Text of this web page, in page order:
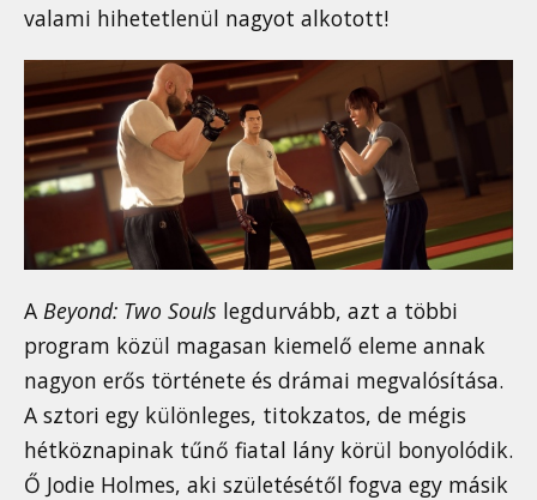
valami hihetetlenül nagyot alkotott!
A Beyond: Two Souls legdurvább, azt a többi
program közül magasan kiemelő eleme annak
nagyon erős története és drámai megvalósítása.
A sztori egy különleges, titokzatos, de mégis
hétköznapinak tűnő fiatal lány körül bonyolódik.
Ő Jodie Holmes, aki születésétől fogva egy másik